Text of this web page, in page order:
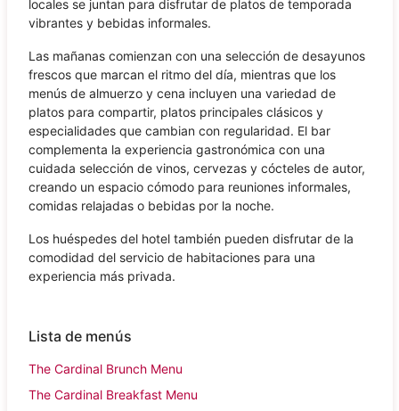
locales se juntan para disfrutar de platos de temporada
vibrantes y bebidas informales.
Las mañanas comienzan con una selección de desayunos
frescos que marcan el ritmo del día, mientras que los
menús de almuerzo y cena incluyen una variedad de
platos para compartir, platos principales clásicos y
especialidades que cambian con regularidad. El bar
complementa la experiencia gastronómica con una
cuidada selección de vinos, cervezas y cócteles de autor,
creando un espacio cómodo para reuniones informales,
comidas relajadas o bebidas por la noche.
Los huéspedes del hotel también pueden disfrutar de la
comodidad del servicio de habitaciones para una
experiencia más privada.
Lista de menús
The Cardinal Brunch Menu
The Cardinal Breakfast Menu